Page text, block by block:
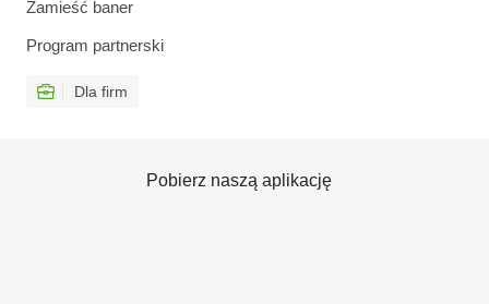
Zamieść baner
Program partnerski
Dla firm
Pobierz naszą aplikację